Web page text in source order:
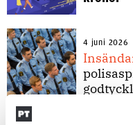
4 juni 2026